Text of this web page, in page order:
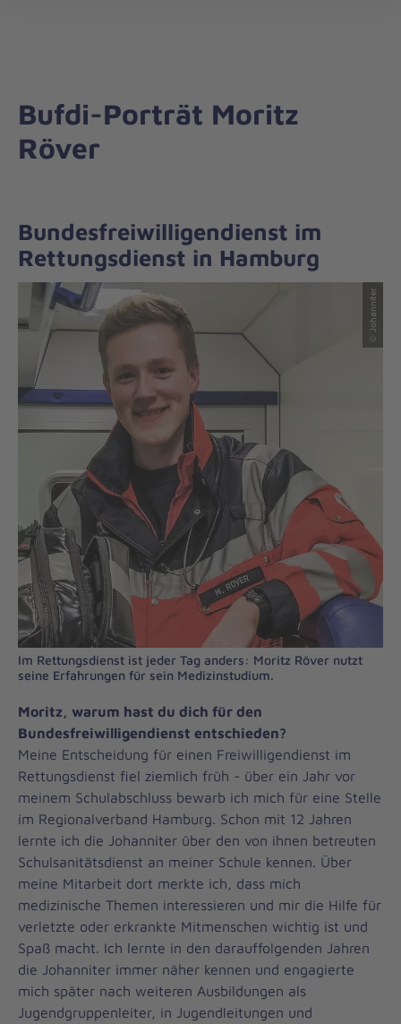
Bufdi-Porträt Moritz
Röver
Bundesfreiwilligendienst im
Rettungsdienst in Hamburg
© Johanniter
Im Rettungsdienst ist jeder Tag anders: Moritz Röver nutzt
seine Erfahrungen für sein Medizinstudium.
Moritz, warum hast du dich für den
Bundesfreiwilligendienst entschieden?
Meine Entscheidung für einen Freiwilligendienst im
Rettungsdienst fiel ziemlich früh - über ein Jahr vor
meinem Schulabschluss bewarb ich mich für eine Stelle
im Regionalverband Hamburg. Schon mit 12 Jahren
lernte ich die Johanniter über den von ihnen betreuten
Schulsanitätsdienst an meiner Schule kennen. Über
meine Mitarbeit dort merkte ich, dass mich
medizinische Themen interessieren und mir die Hilfe für
verletzte oder erkrankte Mitmenschen wichtig ist und
Spaß macht. Ich lernte in den darauffolgenden Jahren
die Johanniter immer näher kennen und engagierte
mich später nach weiteren Ausbildungen als
Jugendgruppenleiter, in Jugendleitungen und